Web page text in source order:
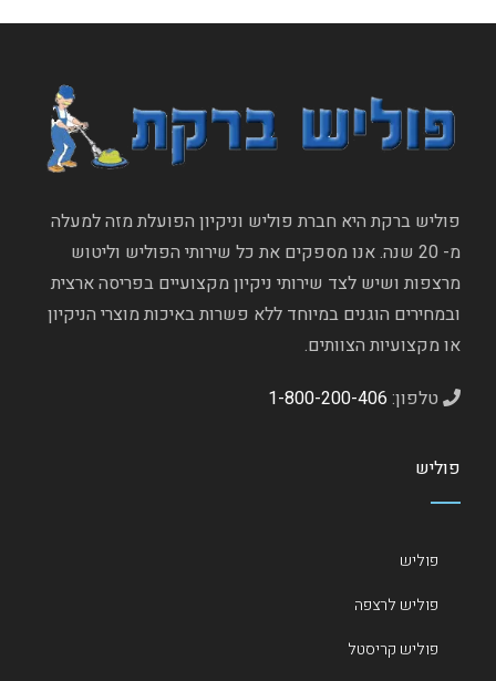
פוליש ברקת היא חברת פוליש וניקיון הפועלת מזה למעלה
מ- 20 שנה. אנו מספקים את כל שירותי הפוליש וליטוש
מרצפות ושיש לצד שירותי ניקיון מקצועיים בפריסה ארצית
ובמחירים הוגנים במיוחד ללא פשרות באיכות מוצרי הניקיון
או מקצועיות הצוותים.
טלפון: 1-800-200-406
פוליש
פוליש
פוליש לרצפה
פוליש קריסטל